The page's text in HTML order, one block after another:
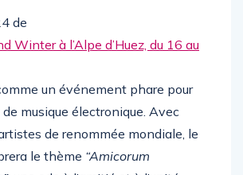
de
Winter à l’Alpe d’Huez, du 16 au
un événement phare pour
musique électronique. Avec
de renommée mondiale, le
le thème “Amicorum